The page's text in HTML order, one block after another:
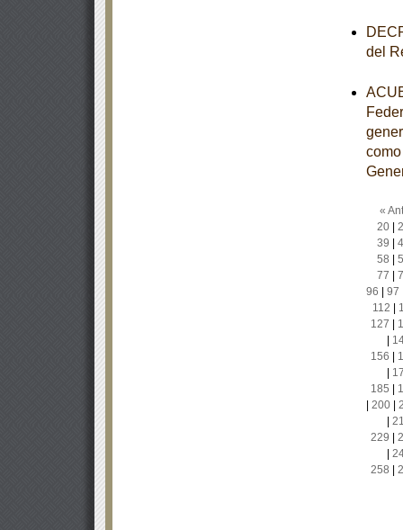
del
«
20|
39
58
77
96
97
112
127
156
185
200|
229
258